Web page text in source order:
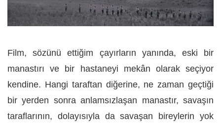
Film, sözünü ettiğim çayırların yanında, eski bir
manastırı ve bir hastaneyi mekân olarak seçiyor
kendine. Hangi taraftan diğerine, ne zaman geçtiği
bir yerden sonra anlamsızlaşan manastır, savaşın
taraflarının, dolayısıyla da savaşan bireylerin yok